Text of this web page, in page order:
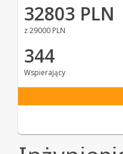
32803 PLN
z 29000 PLN
344
Wspierający